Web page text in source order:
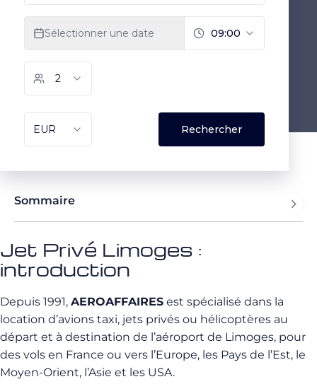
Sommaire
Jet Privé Limoges :
introduction
Depuis 1991, AEROAFFAIRES est spécialisé dans la
location d’avions taxi, jets privés ou hélicoptères au
départ et à destination de l’aéroport de Limoges, pour
des vols en France ou vers l’Europe, les Pays de l’Est, le
Moyen-Orient, l’Asie et les USA.